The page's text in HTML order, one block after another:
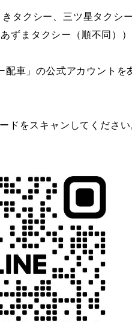
タクシー、三ツ星タクシ
ずまタクシー（順不同））
車」の公式アカウントを
ドをスキャンしてください